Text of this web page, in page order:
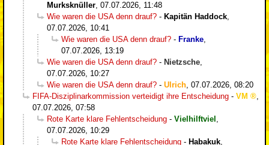
Murksknüller, 07.07.2026, 11:48
Wie waren die USA denn drauf? - Kapitän Haddock,
07.07.2026, 10:41
Wie waren die USA denn drauf? - Franke,
07.07.2026, 13:19
Wie waren die USA denn drauf? - Nietzsche,
07.07.2026, 10:27
Wie waren die USA denn drauf? - Ulrich, 07.07.2026, 08:20
FIFA-Disziplinarkommission verteidigt ihre Entscheidung - VM
,
07.07.2026, 07:58
Rote Karte klare Fehlentscheidung - Vielhilftviel ,
07.07.2026, 10:29
Rote Karte klare Fehlentscheidung - Habakuk,